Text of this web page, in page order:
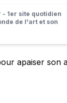
1er site quotidien
de l'art et son
apaiser son